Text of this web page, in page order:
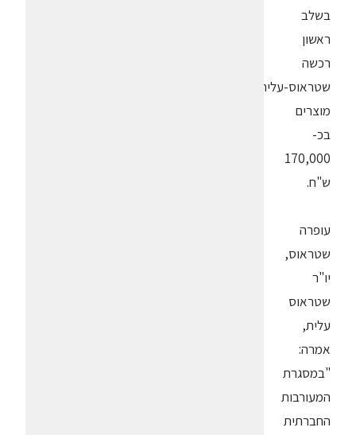
בשלב
ראשון
רכשה
שטראוס-עלית
מוצרים
בכ-
170,000
ש"ח.
עופרה
שטראוס,
יו"ר
שטראוס
עלית,
אמרה:
"במסגרת
המעורבות
החברתית